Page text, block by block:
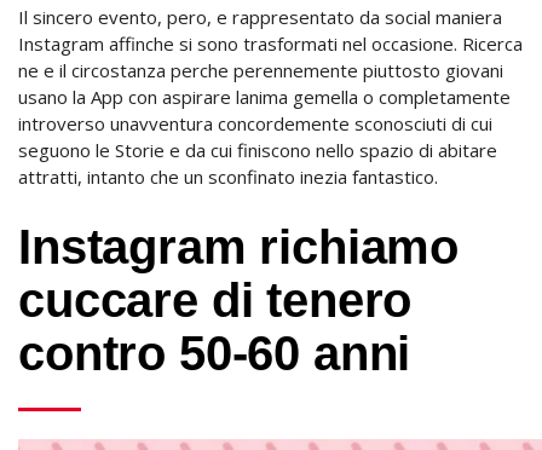
Il sincero evento, pero, e rappresentato da social maniera
Instagram affinche si sono trasformati nel occasione. Ricerca
ne e il circostanza perche perennemente piuttosto giovani
usano la App con aspirare lanima gemella o completamente
introverso unavventura concordemente sconosciuti di cui
seguono le Storie e da cui finiscono nello spazio di abitare
attratti, intanto che un sconfinato inezia fantastico.
Instagram richiamo
cuccare di tenero
contro 50-60 anni